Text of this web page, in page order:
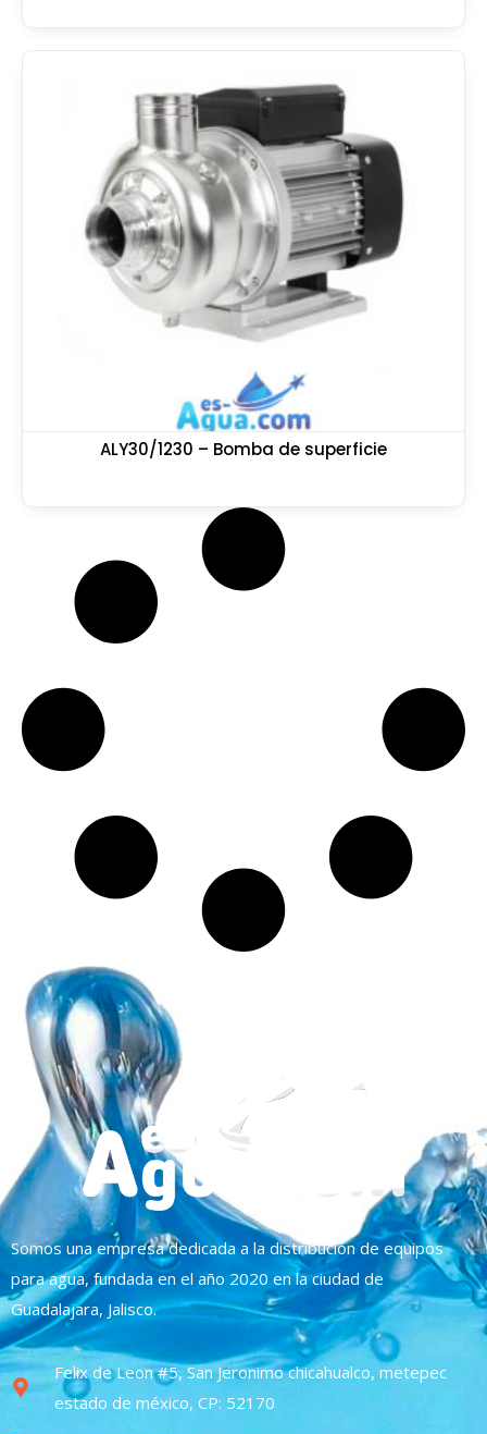
ALY30/1230 – Bomba de superficie
Somos una empresa dedicada a la distribución de equipos
para agua, fundada en el año 2020 en la ciudad de
Guadalajara, Jalisco.
Felix de Leon #5, San Jeronimo chicahualco, metepec
estado de méxico, CP: 52170